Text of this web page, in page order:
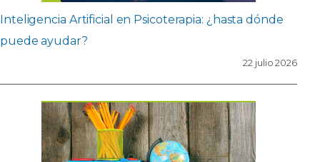
Inteligencia Artificial en Psicoterapia: ¿hasta dónde
puede ayudar?
22 julio 2026